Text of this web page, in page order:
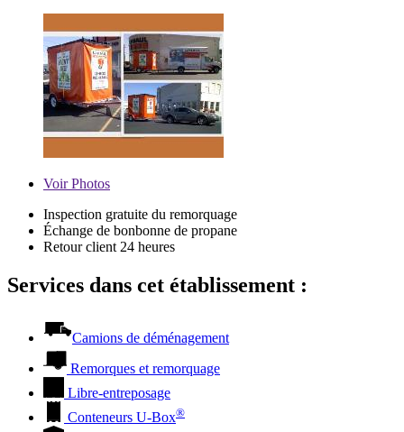
VoirPhotos
Inspection gratuite du remorquage
Échange de bonbonne de propane
Retour client 24 heures
Services dans cet établissement :
Camions de déménagement
Remorques et remorquage
Libre-entreposage
Conteneurs U-Box®